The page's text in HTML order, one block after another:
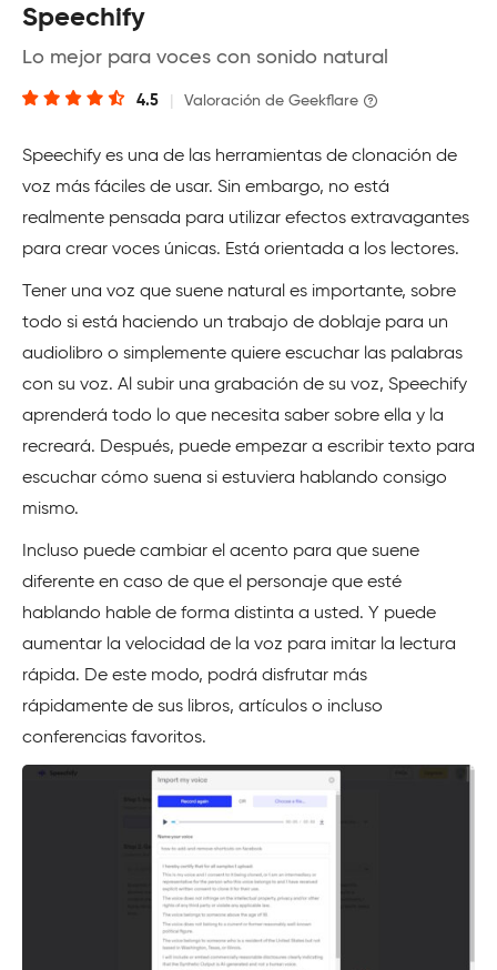
Speechify
Lo mejor para voces con sonido natural
4.5 Valoración de Geekflare
Speechify es una de las herramientas de clonación de
voz más fáciles de usar. Sin embargo, no está
realmente pensada para utilizar efectos extravagantes
para crear voces únicas. Está orientada a los lectores.
Tener una voz que suene natural es importante, sobre
todo si está haciendo un trabajo de doblaje para un
audiolibro o simplemente quiere escuchar las palabras
con su voz. Al subir una grabación de su voz, Speechify
aprenderá todo lo que necesita saber sobre ella y la
recreará. Después, puede empezar a escribir texto para
escuchar cómo suena si estuviera hablando consigo
mismo.
Incluso puede cambiar el acento para que suene
diferente en caso de que el personaje que esté
hablando hable de forma distinta a usted. Y puede
aumentar la velocidad de la voz para imitar la lectura
rápida. De este modo, podrá disfrutar más
rápidamente de sus libros, artículos o incluso
conferencias favoritos.